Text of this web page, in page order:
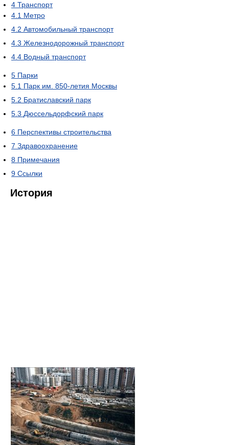
4 Транспорт
4.1 Метро
4.2 Автомобильный транспорт
4.3 Железнодорожный транспорт
4.4 Водный транспорт
5 Парки
5.1 Парк им. 850-летия Москвы
5.2 Братиславский парк
5.3 Дюссельдорфский парк
6 Перспективы строительства
7 Здравоохранение
8 Примечания
9 Ссылки
История